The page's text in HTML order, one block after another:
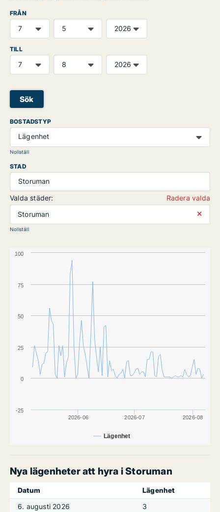
FRÅN
TILL
Sök
BOSTADSTYP
Lägenhet
Nollställ
STAD
Storuman
Valda städer:
Radera valda
Storuman
⨯
Nollställ
Lägenhet
2026-06 2026-07 2026-08
0
100
-25
25
50
75
Nya lägenheter att hyra i Storuman
Datum
Lägenhet
6. augusti 2026
3